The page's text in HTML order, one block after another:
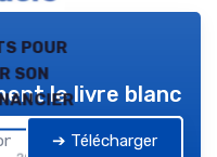
pour
son
le livre blanc
➔ Télécharger